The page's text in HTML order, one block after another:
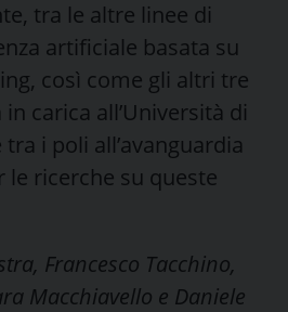
tra le altre linee di
artificiale basata su
così come gli altri tre
carica all’Università di
i poli all’avanguardia
le ricerche su queste
Francesco Tacchino,
Macchiavello e Daniele